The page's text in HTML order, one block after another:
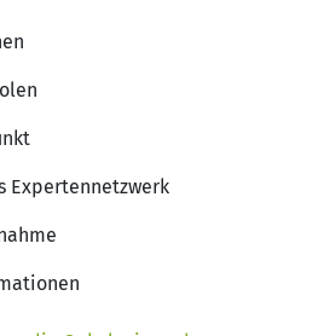
Expertennetzwerk